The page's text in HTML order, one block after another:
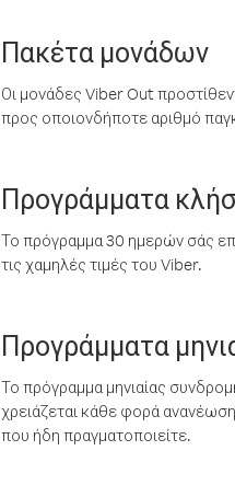
Πακέτα μονάδων
Οι μονάδες Viber Out
προς οποιονδήποτε αριθμό
Προγράμματα
Το πρόγραμμα 30 ημερών σάς
τις χαμηλές τιμές του Viber.
Προγράμματα
Το πρόγραμμα μηνιαίας
χρειάζεται κάθε φορά
που ήδη πραγματοποιείτε.